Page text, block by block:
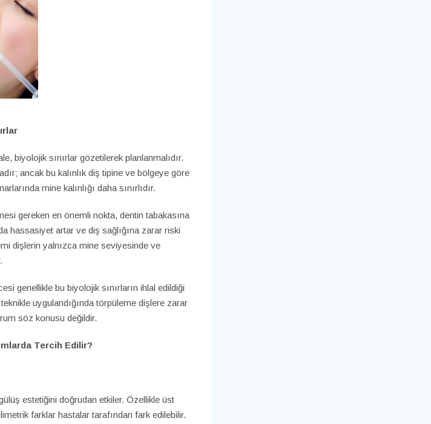
biyolojik sınırlar gözetilerek planlanmalıdır.
ancak bu kalınlık diş tipine ve bölgeye göre
mine kalınlığı daha sınırlıdır.
gereken en önemli nokta, dentin tabakasına
hassasiyet artar ve diş sağlığına zarar riski
dişlerin yalnızca mine seviyesinde ve
genellikle bu biyolojik sınırların ihlal edildiği
uygulandığında törpüleme dişlere zarar
söz konusu değildir.
Tercih Edilir?
estetiğini doğrudan etkiler. Özellikle üst
farklar hastalar tarafından fark edilebilir.